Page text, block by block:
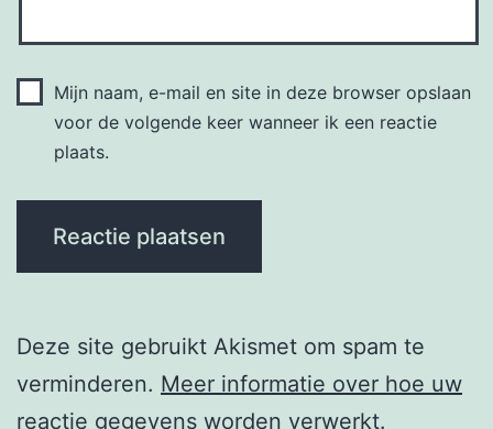
Mijn naam, e-mail en site in deze browser opslaan
voor de volgende keer wanneer ik een reactie
plaats.
Deze site gebruikt Akismet om spam te
verminderen. Meer informatie over hoe uw
reactie gegevens worden verwerkt.